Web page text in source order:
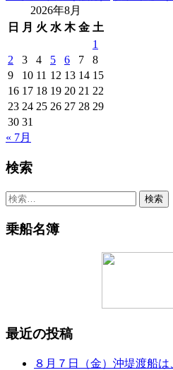
navigation
2026年8月
日
月 火 水 木 金 土
1
2
3 4 5 6 7
8
9
10 11 12 13 14 15
16 17 18 19 20 21 22
23 24 25 26 27 28 29
30 31
« 7月
検索
検
乗船名簿
最近の投稿
８月７日（金）沖堤渡船は